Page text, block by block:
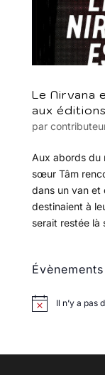
Le Nirvana
aux
par
Aux abords du
sœur Tâm
dans un van et
destinaient à
serait restée là
Il n’y a pas